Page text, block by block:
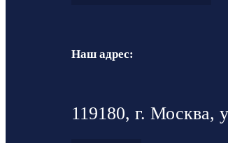
Наш адрес:
119180, г. Москва,